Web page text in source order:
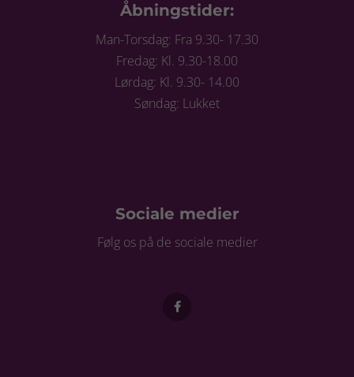
Åbningstider:
Man-Torsdag: Fra 9.30- 17.30
Fredag: Kl. 9.30-18.00
Lørdag: Kl. 9.30- 14.00
Søndag: Lukket
Sociale medier
Følg os på de sociale medier